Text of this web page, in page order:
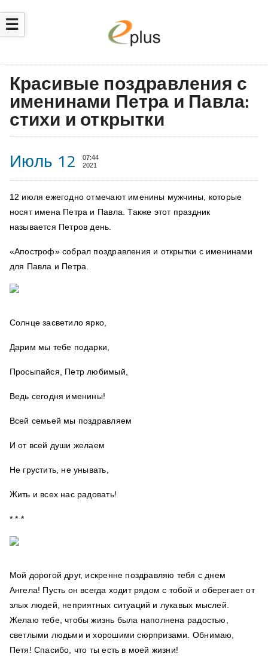
☰
​Красивые поздравления с
именинами Петра и Павла:
стихи и открытки
Июль 12
07:44
2021
12 июля ежегодно отмечают именины мужчины, которые
носят имена Петра и Павла. Также этот праздник
называется Петров день.
«Апостроф» собрал поздравления и открытки с именинами
для Павла и Петра.
Солнце засветило ярко,
Дарим мы тебе подарки,
Просыпайся, Петр любимый,
Ведь сегодня именины!
Всей семьей мы поздравляем
И от всей души желаем
Не грустить, не унывать,
Жить и всех нас радовать!
* * *
Мой дорогой друг, искренне поздравляю тебя с днем
Ангела! Пусть он всегда ходит рядом с тобой и оберегает от
злых людей, неприятных ситуаций и лукавых мыслей.
Желаю тебе, чтобы жизнь была наполнена радостью,
светлыми людьми и хорошими сюрпризами. Обнимаю,
Петя! Спасибо, что ты есть в моей жизни!